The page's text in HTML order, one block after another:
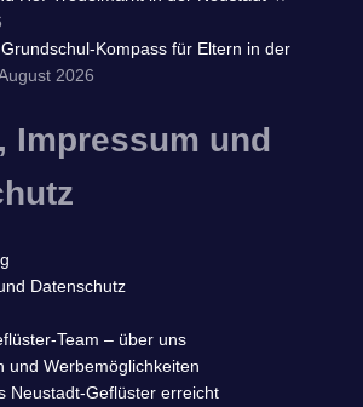
Kompass für Eltern in der
2026
Impressum und
Datenschutz
Team – über uns
und Werbemöglichkeiten
Neustadt-Geflüster erreicht